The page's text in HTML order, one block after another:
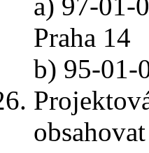
Praha 14
b) 95-01-